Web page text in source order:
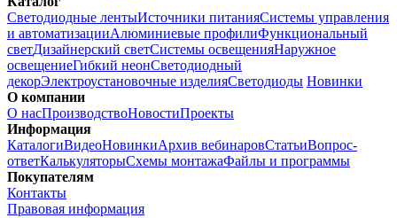
Светодиодные лентыИсточники питанияСистемы управления
и автоматизацииАлюминиевые профилиФункциональный
светДизайнерский светСистемы освещенияНаружное
освещениеГибкий неонСветодиодный
декорЭлектроустановочные изделияСветодиоды Новинки
О компании
О насПроизводствоНовостиПроекты
Информация
КаталогиВидеоНовинкиАрхив вебинаровСтатьиВопрос-
ответКалькуляторыСхемы монтажаФайлы и программы
Покупателям
Контакты
Правовая информация